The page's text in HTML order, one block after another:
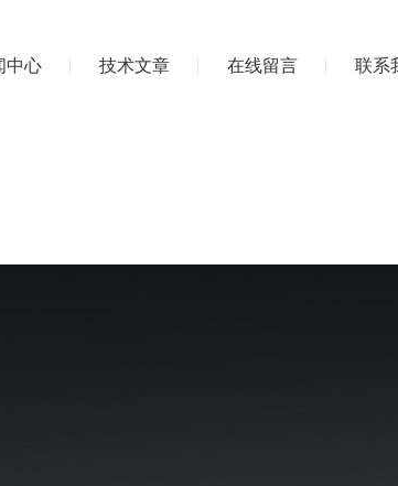
中心 技术文章 在线留言 联系